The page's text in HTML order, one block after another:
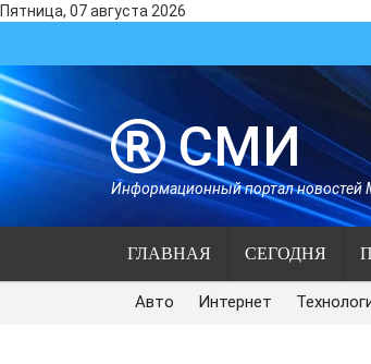
Пятница, 07 августа 2026
СМИ
Информационный портал новостей
ГЛАВНАЯ СЕГОДНЯ
Авто Интернет